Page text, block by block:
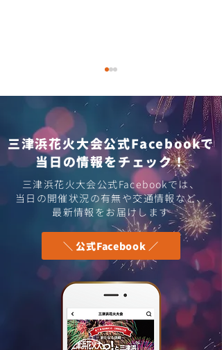
落とし物について
三津浜花火大会公式Facebookで
​当日の情報をチェック！
三津浜花火大会公式Facebookでは、
​当日の開催状況の有無や交通情報など、
最新情報をお届けします
＼ 公式Facebook ／